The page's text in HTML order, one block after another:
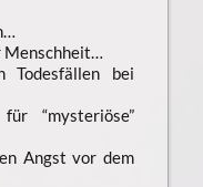
Menschheit…
bei
“mysteriöse”
Angst vor dem